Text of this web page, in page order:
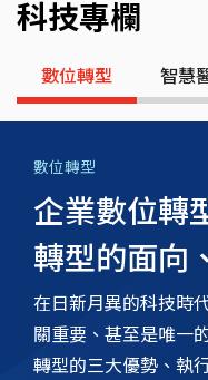
科技專欄
數位轉型 智慧
數位轉型
企業數位轉
轉型的面向
看懂
在日新月異的科技時
關重要、甚至是唯一
轉型的三大優勢、執